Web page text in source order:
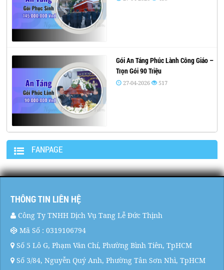
Gói An Táng Phúc Lành Công Giáo –
Trọn Gói 90 Triệu
27-04-2026 517
FANPAGE
THÔNG TIN LIÊN HỆ
Công Ty TNHH Dịch Vụ Tang Lễ Đức Thịnh
Mã Số : 0319106794
Số 5 Lô G, Phạm Văn Chí, Phường Bình Tiên, TpHCM
Số 3/84, Nguyễn Quý Anh, Phường Tân Sơn Nhì, TpHCM